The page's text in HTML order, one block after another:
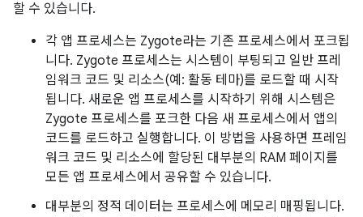
할 수 있습니다.
각 앱 프로세스는 Zygote라는 기존 프로세스에서 포크됩
니다. Zygote 프로세스는 시스템이 부팅되고 일반 프레
임워크 코드 및 리소스(예: 활동 테마)를 로드할 때 시작
됩니다. 새로운 앱 프로세스를 시작하기 위해 시스템은
Zygote 프로세스를 포크한 다음 새 프로세스에서 앱의
코드를 로드하고 실행합니다. 이 방법을 사용하면 프레임
워크 코드 및 리소스에 할당된 대부분의 RAM 페이지를
모든 앱 프로세스에서 공유할 수 있습니다.
대부분의 정적 데이터는 프로세스에 메모리 매핑됩니다.